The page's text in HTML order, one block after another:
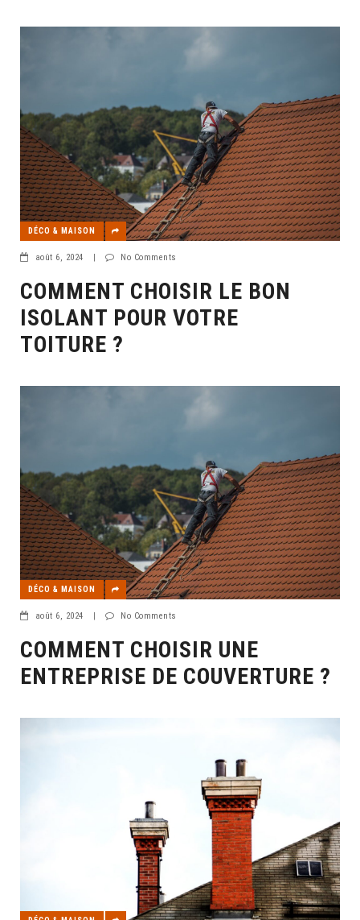
DÉCO & MAISON
août 6, 2024 | No Comments
COMMENT CHOISIR LE BON
ISOLANT POUR VOTRE
TOITURE ?
DÉCO & MAISON
août 6, 2024 | No Comments
COMMENT CHOISIR UNE
ENTREPRISE DE COUVERTURE ?